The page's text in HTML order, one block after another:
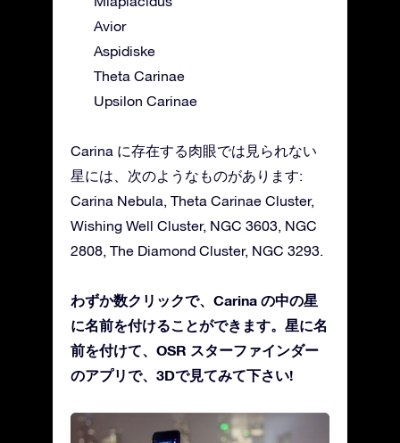
Avior
Aspidiske
Theta Carinae
Upsilon Carinae
Carina に存在する肉眼では見られない
星には、次のようなものがあります:
Carina Nebula, Theta Carinae Cluster,
Wishing Well Cluster, NGC 3603, NGC
2808, The Diamond Cluster, NGC 3293.
わずか数クリックで、Carina の中の星
に名前を付けることができます。星に名
前を付けて、OSR スターファインダー
のアプリで、3Dで見てみて下さい!